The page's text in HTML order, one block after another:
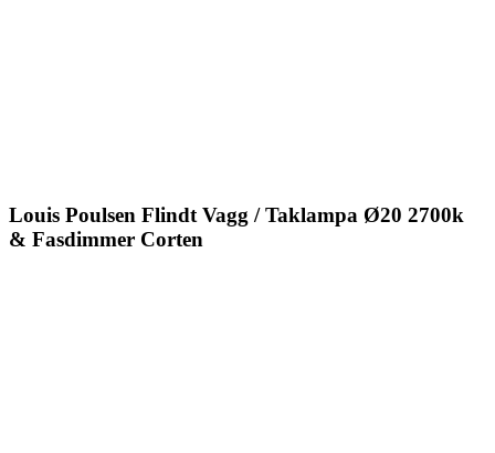
Louis Poulsen Flindt Vagg / Taklampa Ø20 2700k
& Fasdimmer Corten